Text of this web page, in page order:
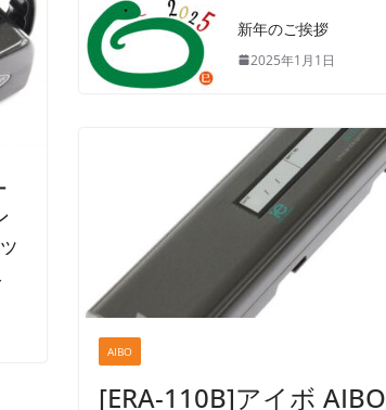
新年のご挨拶
2025年1月1日
AIBO
[ERA-110B]アイボ AIBO